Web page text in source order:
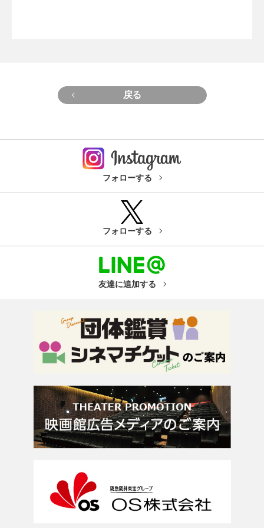
戻る
フォローする
フォローする
友達に追加する